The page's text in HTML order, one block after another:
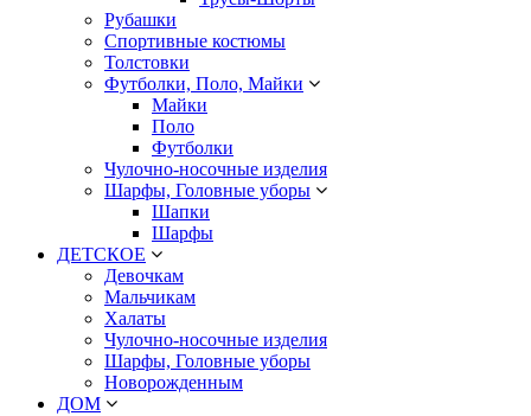
Рубашки
Спортивные костюмы
Толстовки
Футболки, Поло, Майки
Майки
Поло
Футболки
Чулочно-носочные изделия
Шарфы, Головные уборы
Шапки
Шарфы
ДЕТСКОЕ
Девочкам
Мальчикам
Халаты
Чулочно-носочные изделия
Шарфы, Головные уборы
Новорожденным
ДОМ